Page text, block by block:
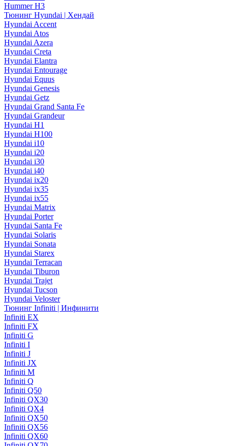
Hummer H3
Тюнинг Hyundai | Хендай
Hyundai Accent
Hyundai Atos
Hyundai Azera
Hyundai Creta
Hyundai Elantra
Hyundai Entourage
Hyundai Equus
Hyundai Genesis
Hyundai Getz
Hyundai Grand Santa Fe
Hyundai Grandeur
Hyundai H1
Hyundai H100
Hyundai i10
Hyundai i20
Hyundai i30
Hyundai i40
Hyundai ix20
Hyundai ix35
Hyundai ix55
Hyundai Matrix
Hyundai Porter
Hyundai Santa Fe
Hyundai Solaris
Hyundai Sonata
Hyundai Starex
Hyundai Terracan
Hyundai Tiburon
Hyundai Trajet
Hyundai Tucson
Hyundai Veloster
Тюнинг Infiniti | Инфинити
Infiniti EX
Infiniti FX
Infiniti G
Infiniti I
Infiniti J
Infiniti JX
Infiniti M
Infiniti Q
Infiniti Q50
Infiniti QX30
Infiniti QX4
Infiniti QX50
Infiniti QX56
Infiniti QX60